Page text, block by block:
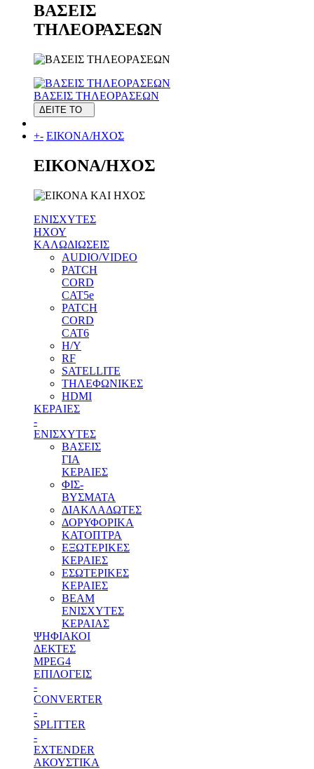
ΒΑΣΕΙΣ
ΤΗΛΕΟΡΑΣΕΩΝ
ΒΑΣΕΙΣ ΤΗΛΕΟΡΑΣΕΩΝ
ΔΕΙΤΕ ΤΟ
+- ΕΙΚΟΝΑ/ΗΧΟΣ
ΕΙΚΟΝΑ/ΗΧΟΣ
ΕΝΙΣΧΥΤΕΣ
ΗΧΟΥ
ΚΑΛΩΔΙΩΣΕΙΣ
AUDIO/VIDEO
PATCH
CORD
CAT5e
PATCH
CORD
CAT6
H/Y
RF
SATELLITE
ΤΗΛΕΦΩΝΙΚΕΣ
HDMI
ΚΕΡΑΙΕΣ
-
ENΙΣΧΥΤΕΣ
ΒΑΣΕΙΣ
ΓΙΑ
ΚΕΡΑΙΕΣ
ΦΙΣ-
ΒΥΣΜΑΤΑ
ΔΙΑΚΛΑΔΩΤΕΣ
ΔΟΡΥΦΟΡΙΚΑ
ΚΑΤΟΠΤΡΑ
ΕΞΩΤΕΡΙΚΕΣ
ΚΕΡΑΙΕΣ
ΕΣΩΤΕΡΙΚΕΣ
ΚΕΡΑΙΕΣ
BEAM
ΕΝΙΣΧΥΤΕΣ
ΚΕΡΑΙΑΣ
ΨΗΦΙΑΚΟΙ
ΔΕΚΤΕΣ
MPEG4
ΕΠΙΛΟΓΕΙΣ
-
CONVERTER
-
SPLITTER
-
EXTENDER
ΑΚΟΥΣΤΙΚΑ